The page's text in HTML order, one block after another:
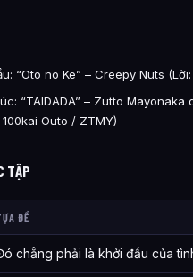
“Oto no Ke” – Creepy Nuts
“TAIDADA” – Zutto
Outo / ZTMY)
TẬP
ĐỀ
chẳng phải là khởi đầu của